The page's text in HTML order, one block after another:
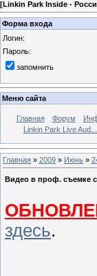
[Linkin Park Inside -
Форма входа
Логин:
Пароль:
запомнить
Меню сайта
Главная Форум
Linkin Park Live Aud...
Главная » 2009 » Июнь »
Видео в проф. съемке
здесь.